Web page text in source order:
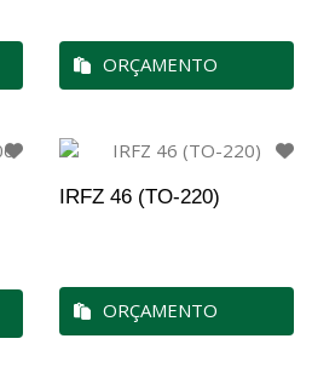
ORÇAMENTO
IRFZ 46 (TO-220)
ORÇAMENTO